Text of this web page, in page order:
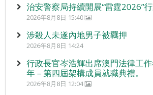
治安警察局持續開展“雷霆2026”
2026年8月8日 15:40
涉殺人未遂內地男子被羈押
2026年8月8日 14:24
行政長官岑浩輝出席澳門法律工
年 – 第四屆架構成員就職典禮。
2026年8月8日 12:04